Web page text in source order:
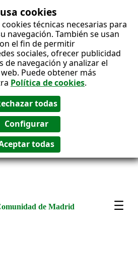
cookies
técnicas necesarias para
navegación. También se usan
el fin de permitir
sociales, ofrecer publicidad
de navegación y analizar el
Puede obtener más
Política de cookies.
de Madrid